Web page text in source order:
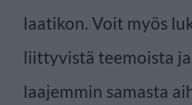
laatikon. Voit myös
liittyvistä teemoista
laajemmin samasta